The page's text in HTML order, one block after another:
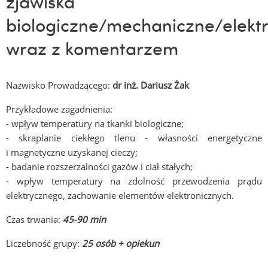
biologiczne/mechaniczne/
wraz z komentarzem
Nazwisko Prowadzącego: dr inż. Dariusz Żak
Przykładowe zagadnienia:
- wpływ temperatury na tkanki biologiczne;
- skraplanie ciekłego tlenu - własności energetyczne
i magnetyczne uzyskanej cieczy;
- badanie rozszerzalności gazów i ciał stałych;
- wpływ temperatury na zdolność przewodzenia prądu
elektrycznego, zachowanie elementów elektronicznych.
Czas trwania: 45-90 min
Liczebność grupy: 25 osób + opiekun